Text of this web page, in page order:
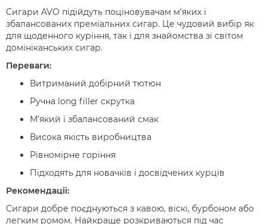
Сигари AVO підійдуть поціновувачам м’яких і
збалансованих преміальних сигар. Це чудовий вибір як
для щоденного куріння, так і для знайомства зі світом
домініканських сигар.
Переваги:
Витриманий добірний тютюн
Ручна long filler скрутка
М’який і збалансований смак
Висока якість виробництва
Рівномірне горіння
Підходять для новачків і досвідчених курців
Рекомендації:
Сигари добре поєднуються з кавою, віскі, бурбоном або
легким ромом. Найкраще розкриваються під час